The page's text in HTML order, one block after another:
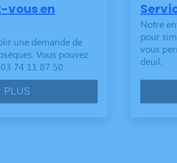
vous en
une demande de
Vous pouvez
74 11 87 50
PLUS
Notre
pour
vous
deuil.